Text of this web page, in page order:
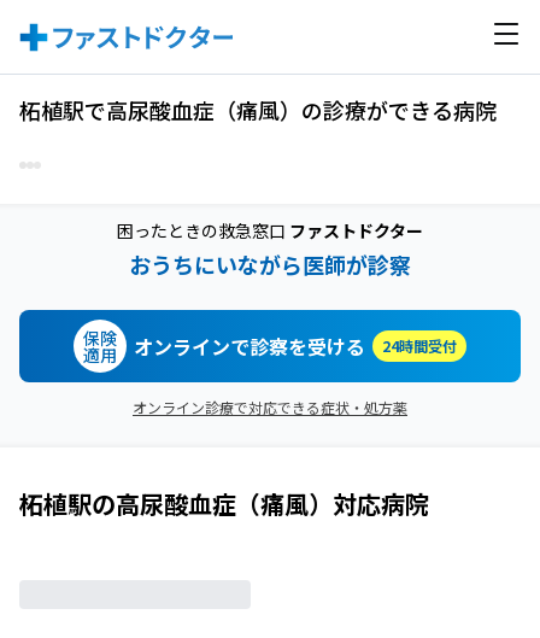
柘植駅で高尿酸血症（痛風）の診療ができる病院
困ったときの救急窓口 ファストドクター
おうちにいながら医師が診察
保険
適用 オンラインで診察を受ける 24時間受付
オンライン診療で対応できる症状・処方薬
柘植駅の高尿酸血症（痛風） 対応病院